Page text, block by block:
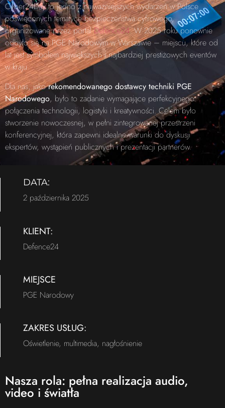
Cyber24Day to jedno z najważniejszych wydarzeń w Polsce
poświęconych tematyce bezpieczeństwa cyfrowego,
organizowane przez portalDefence24. W 2025 roku ponownie
odbyło się na PGE Narodowym w Warszawie – miejscu, które od
lat jest symbolem największych i najbardziej prestiżowych eventów
w kraju.
Dla nas, jakorekomendowanego dostawcy techniki PGE
Narodowego, było to zadanie wymagające perfekcyjnego
połączenia technologii, logistyki i kreatywności. Celem było
stworzenie nowoczesnej, w pełni zintegrowanej przestrzeni
konferencyjnej, która zapewni idealne warunki do dyskusji
ekspertów, wystąpień publicznych i prezentacji partnerów.
DATA:
2 października 2025
KLIENT:
Defence24
MIEJSCE
PGE Narodowy
ZAKRES USŁUG:
Oświetlenie, multimedia, nagłośnienie
Nasza rola: pełna realizacja audio,
video i światła